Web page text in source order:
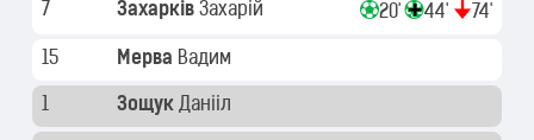
7 Захарків Захарій 20' 44' 74'
15 Мерва Вадим
1 Зощук Данііл